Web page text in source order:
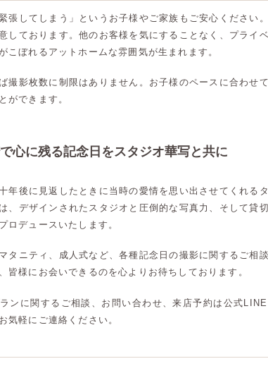
張してしまう」というお子様やご家族もご安心ください
しております。他のお客様を気にすることなく、プライ
こぼれるアットホームな雰囲気が生まれます。
撮影枚数に制限はありません。お子様のペースに合わせ
ができます。
心に残る記念日をスタジオ華写と共に
年後に見返したときに当時の愛情を思い出させてくれる
、デザインされたスタジオと圧倒的な写真力、そして貸
ロデュースいたします。
タニティ、成人式など、各種記念日の撮影に関するご相
皆様にお会いできるのを心よりお待ちしております。
ンに関するご相談、お問い合わせ、来店予約は公式
気軽にご連絡ください。
高崎店
高崎店